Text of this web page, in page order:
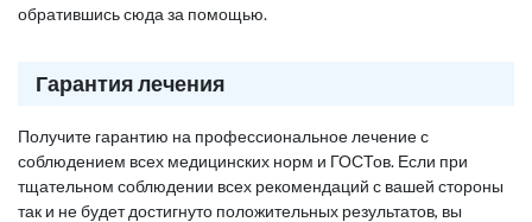
обратившись сюда за помощью.
Гарантия лечения
Получите гарантию на профессиональное лечение с
соблюдением всех медицинских норм и ГОСТов. Если при
тщательном соблюдении всех рекомендаций с вашей стороны
так и не будет достигнуто положительных результатов, вы